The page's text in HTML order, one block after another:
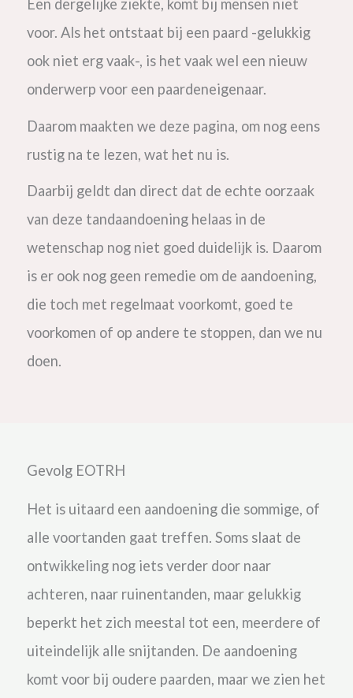
Een dergelijke ziekte, komt bij mensen niet
voor. Als het ontstaat bij een paard -gelukkig
ook niet erg vaak-, is het vaak wel een nieuw
onderwerp voor een paardeneigenaar.
Daarom maakten we deze pagina, om nog eens
rustig na te lezen, wat het nu is.
Daarbij geldt dan direct dat de echte oorzaak
van deze tandaandoening helaas in de
wetenschap nog niet goed duidelijk is. Daarom
is er ook nog geen remedie om de aandoening,
die toch met regelmaat voorkomt, goed te
voorkomen of op andere te stoppen, dan we nu
doen.
Gevolg EOTRH
Het is uitaard een aandoening die sommige, of
alle voortanden gaat treffen. Soms slaat de
ontwikkeling nog iets verder door naar
achteren, naar ruinentanden, maar gelukkig
beperkt het zich meestal tot een, meerdere of
uiteindelijk alle snijtanden. De aandoening
komt voor bij oudere paarden, maar we zien het